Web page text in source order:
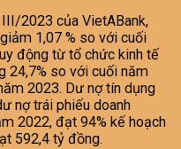
2023 của VietABank,
1,07 % so với cuối
động từ tổ chức kinh tế
24,7% so với cuối năm
2023. Dư nợ tín dụng
nợ trái phiếu doanh
2022, đạt 94% kế hoạch
592,4 tỷ đồng.